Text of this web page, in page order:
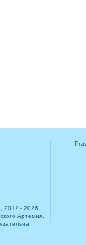
2012 - 2026
Артемия.